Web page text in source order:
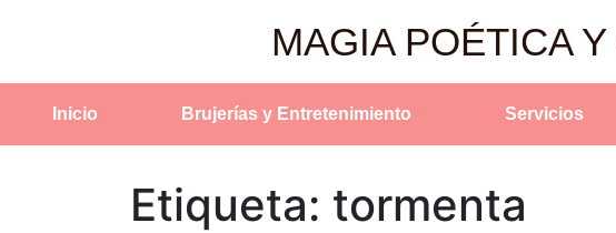
MAGIA POÉTICA
Inicio Brujerías y Entretenimiento Servicios
Etiqueta: tormenta